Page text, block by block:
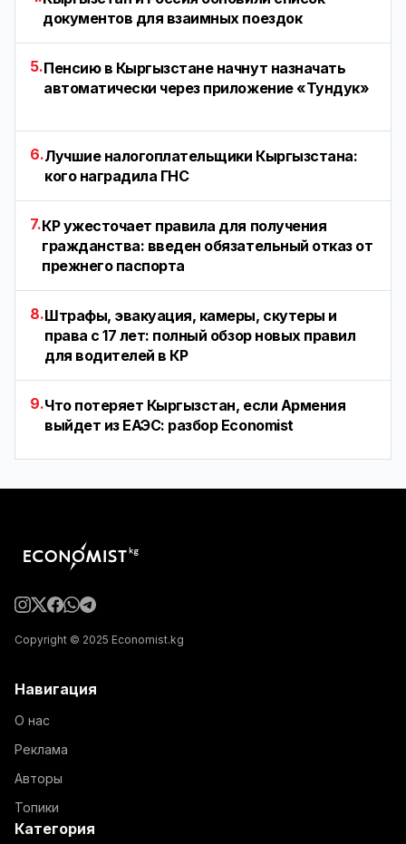
документов для взаимных поездок
5.Пенсию в Кыргызстане начнут назначать
автоматически через приложение «Тундук»
6.Лучшие налогоплательщики Кыргызстана:
кого наградила ГНС
7.КР ужесточает правила для получения
гражданства: введен обязательный отказ от
прежнего паспорта
8.Штрафы, эвакуация, камеры, скутеры и
права с 17 лет: полный обзор новых правил
для водителей в КР
9.Что потеряет Кыргызстан, если Армения
выйдет из ЕАЭС: разбор Economist
Copyright © 2025 Economist.kg
Навигация
О нас
Реклама
Авторы
Топики
Категория